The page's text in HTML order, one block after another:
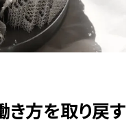
方を取り戻す